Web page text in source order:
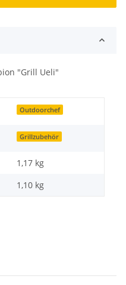
"Grill Ueli"
Outdoorchef
Grillzubehör
1,17 kg
1,10 kg